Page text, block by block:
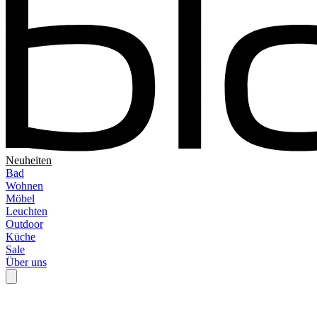
Neuheiten
Bad
Wohnen
Möbel
Leuchten
Outdoor
Küche
Sale
Über uns